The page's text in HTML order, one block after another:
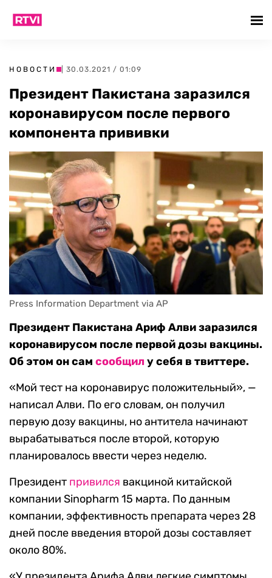
НОВОСТИ | 30.03.2021 / 01:09
Президент Пакистана заразился
коронавирусом после первого
компонента прививки
Press Information Department via AP
Президент Пакистана Ариф Алви заразился
коронавирусом после первой дозы вакцины.
Об этом он сам сообщилу себя в твиттере.
«Мой тест на коронавирус положительный», —
написал Алви. По его словам, он получил
первую дозу вакцины, но антитела начинают
вырабатываться после второй, которую
планировалось ввести через неделю.
Президент привился вакциной китайской
компании Sinopharm 15 марта. По данным
компании, эффективность препарата через 28
дней после введения второй дозы составляет
около 80%.